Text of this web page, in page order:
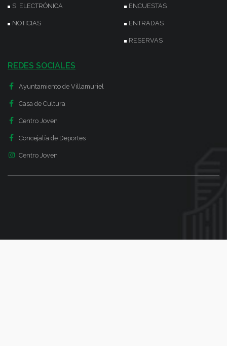
S. ELECTRÓNICA
NOTICIAS
ENCUESTAS
ENTRADAS
RESERVAS
REDES SOCIALES
Ayuntamiento de Villamuriel
Casa de Cultura
Centro Joven
Concejalía de Deportes
Centro Joven